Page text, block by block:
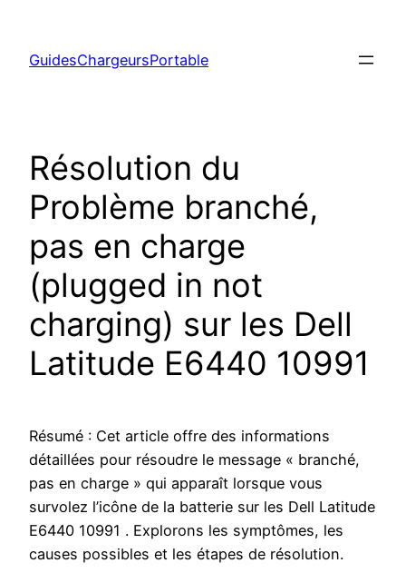
contenu
GuidesChargeursPortable
Résolution du
Problème branché,
pas en charge
(plugged in not
charging) sur les Dell
Latitude E6440 10991
Résumé : Cet article offre des informations
détaillées pour résoudre le message « branché,
pas en charge » qui apparaît lorsque vous
survolez l’icône de la batterie sur les Dell Latitude
E6440 10991 . Explorons les symptômes, les
causes possibles et les étapes de résolution.